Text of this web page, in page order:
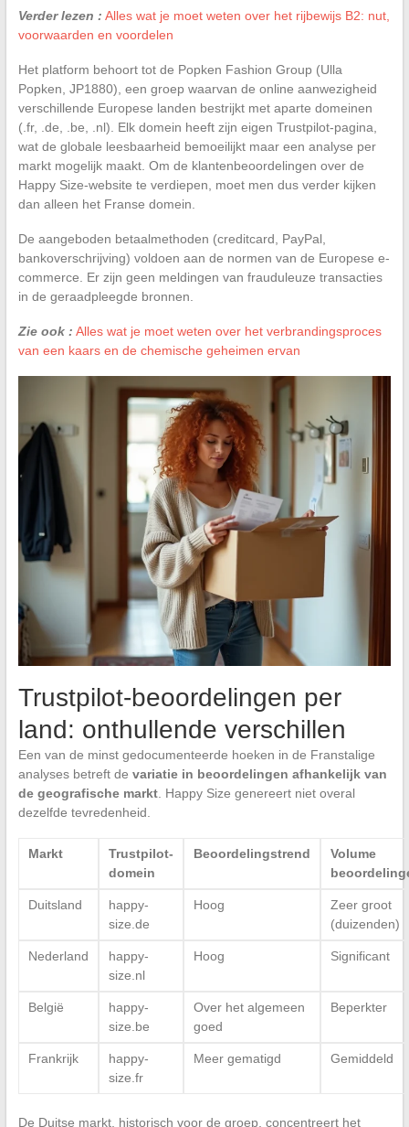
Verder lezen : Alles wat je moet weten over het rijbewijs B2: nut,
voorwaarden en voordelen
Het platform behoort tot de Popken Fashion Group (Ulla
Popken, JP1880), een groep waarvan de online aanwezigheid
verschillende Europese landen bestrijkt met aparte domeinen
(.fr, .de, .be, .nl). Elk domein heeft zijn eigen Trustpilot-pagina,
wat de globale leesbaarheid bemoeilijkt maar een analyse per
markt mogelijk maakt. Om de klantenbeoordelingen over de
Happy Size-website te verdiepen, moet men dus verder kijken
dan alleen het Franse domein.
De aangeboden betaalmethoden (creditcard, PayPal,
bankoverschrijving) voldoen aan de normen van de Europese e-
commerce. Er zijn geen meldingen van frauduleuze transacties
in de geraadpleegde bronnen.
Zie ook : Alles wat je moet weten over het verbrandingsproces
van een kaars en de chemische geheimen ervan
Trustpilot-beoordelingen per
land: onthullende verschillen
Een van de minst gedocumenteerde hoeken in de Franstalige
analyses betreft de variatie in beoordelingen afhankelijk van
de geografische markt. Happy Size genereert niet overal
dezelfde tevredenheid.
Markt
Trustpilot-
domein
Beoordelingstrend
Volume
Duitsland
happy-
size.de
Hoog
Zeer groot
(duizenden)
Nederland
happy-
size.nl
Hoog Significant
België
happy-
size.be
Over het algemeen
goed
Beperkter
Frankrijk
happy-
size.fr
Meer gematigd Gemiddeld
De Duitse markt, historisch voor de groep, concentreert het